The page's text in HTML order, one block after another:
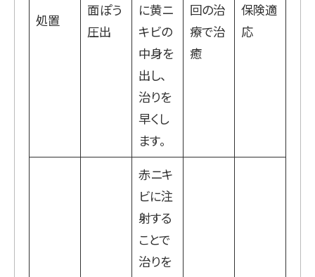
処置
面ぽう
圧出
に黄ニ
キビの
中身を
出し、
治りを
早くし
ます。
回の治
療で治
癒
保険適
応
赤ニキ
ビに注
射する
ことで
治りを